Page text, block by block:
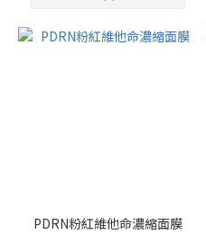
PDRN粉紅維他命濃縮面膜